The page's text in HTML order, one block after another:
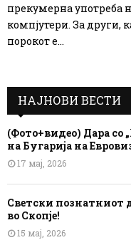
прекумерна употреба
компјутери. За други,
порокот е...
НАЈНОВИ ВЕСТИ
(Фото+видео) Дара со
на Бугарија на
17 мај, 2026
Светски познатниот
во Скопје!
15 мај, 2026